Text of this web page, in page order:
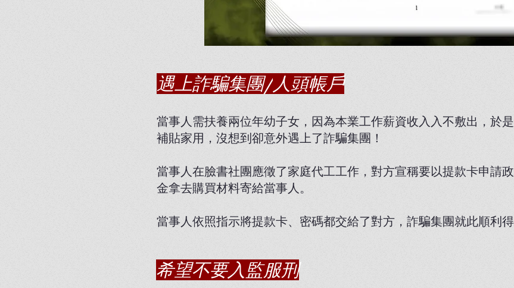
遇上詐騙集團/人頭帳戶
當事人需扶養兩位年幼子女，因為本業工作薪資收入入不敷出，於
補貼家用，沒想到卻意外遇上了詐騙集團！
當事人在臉書社團應徵了家庭代工工作，對方宣稱要以提款卡申請
金拿去購買材料寄給當事人。
當事人依照指示將提款卡、密碼都交給了對方，詐騙集團就此順利得
希望不要入監服刑